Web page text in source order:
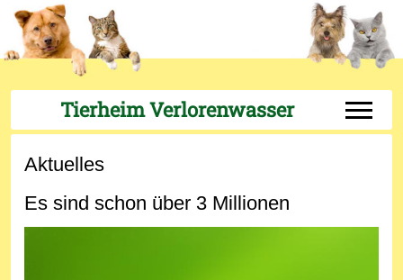
Tierheim Verlorenwasser Off-
Aktuelles
Es sind schon über 3 Millionen